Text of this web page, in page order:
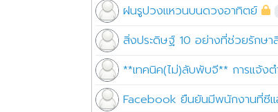
ฝนรูปวงแหวนบนดวงอาทิตย์
สิ่งประดิษฐ์ 10 อย่างที่ช่วยรักษ
**เทคนิค(ไม่)ลับพับจี** การแจ้ง
Facebook ยืนยันมีพนักงานที่ซีแ